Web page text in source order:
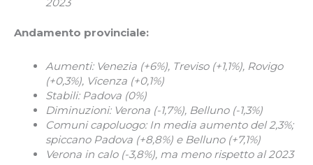
Andamento provinciale:
Aumenti: Venezia (+6%), Treviso (+1,1%), Rovigo
(+0,3%), Vicenza (+0,1%)
Stabili: Padova (0%)
Diminuzioni: Verona (-1,7%), Belluno (-1,3%)
Comuni capoluogo: In media aumento del 2,3%;
spiccano Padova (+8,8%) e Belluno (+7,1%)
Verona in calo (-3,8%), ma meno rispetto al 2023